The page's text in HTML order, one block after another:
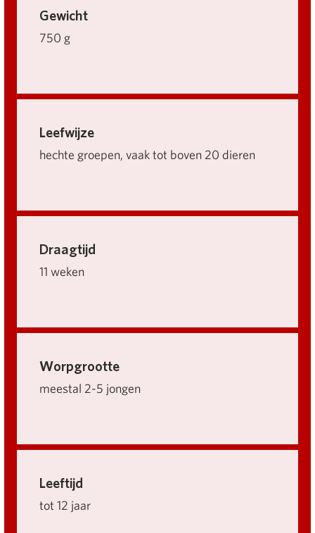
Gewicht
750 g
Leefwijze
hechte groepen, vaak tot boven 20 dieren
Draagtijd
11 weken
Worpgrootte
meestal 2-5 jongen
Leeftijd
tot 12 jaar